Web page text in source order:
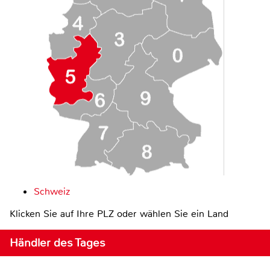
Schweiz
Klicken Sie auf Ihre PLZ oder wählen Sie ein Land
Händler des Tages